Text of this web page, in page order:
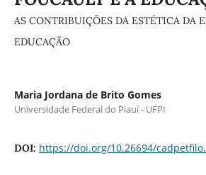
AS CONTRIBUIÇÕES DA ESTÉTICA DA
EDUCAÇÃO
Maria Jordana de Brito Gomes
Universidade Federal do Piauí - UFPI
DOI: https://doi.org/10.26694/